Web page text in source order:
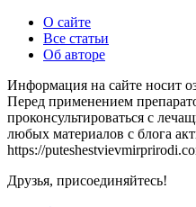
О сайте
Все статьи
Об авторе
Информация на сайте носит
Перед применением
проконсультироваться с
любых материалов с блога
https://
Друзья, присоединяйтесь!